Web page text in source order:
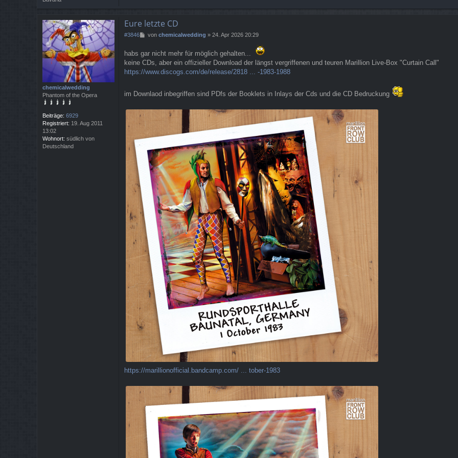
chemicalwedding
Phantom of the Opera
Beiträge: 6929
Registriert: 19. Aug 2011
13:02
Wohnort: südlich von
Deutschland
Eure letzte CD
#3846
B
t
r
a
von chemicalwedding » 24. Apr 2026 20:29
habs gar nicht mehr für möglich gehalten...
keine CDs, aber ein offizieller Download der längst vergriffenen und teuren Marillion Live-Box "Curtain Call"
https://www.discogs.com/de/release/2818 ... -1983-1988
im Downlaod inbegriffen sind PDfs der Booklets in Inlays der Cds und die CD Bedruckung
https://marillionofficial.bandcamp.com/ ... tober-1983